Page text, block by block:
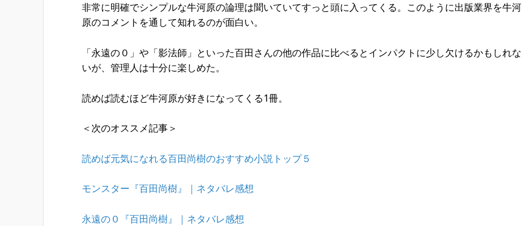
非常に明確でシンプルな牛河原の論理は聞いていてすっと頭に入ってくる。このように出版業界を牛河
原のコメントを通して知れるのが面白い。
「永遠の０」や「影法師」といった百田さんの他の作品に比べるとインパクトに少し欠けるかもしれな
いが、管理人は十分に楽しめた。
読めば読むほど牛河原が好きになってくる1冊。
＜次のオススメ記事＞
読めば元気になれる百田尚樹のおすすめ小説トップ５
モンスター『百田尚樹』｜ネタバレ感想
永遠の０『百田尚樹』｜ネタバレ感想